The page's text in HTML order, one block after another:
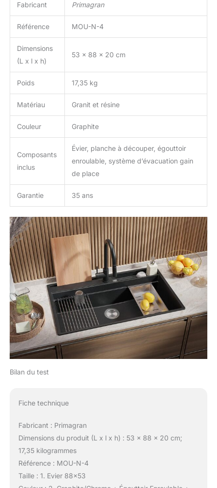
Fabricant Primagran
Référence MOU-N-4
Dimensions
(L x l x h)
53 x 88 x 20 cm
Poids 17,35 kg
Matériau Granit et résine
Couleur Graphite
Composants
inclus
Évier, planche à découper, égouttoir
enroulable, système d’évacuation gain
de place
Garantie 35 ans
Bilan du test
Fiche technique
Fabricant : Primagran
Dimensions du produit (L x l x h) : 53 x 88 x 20 cm;
17,35 kilogrammes
Référence : MOU-N-4
Taille : 1. Evier 88×53